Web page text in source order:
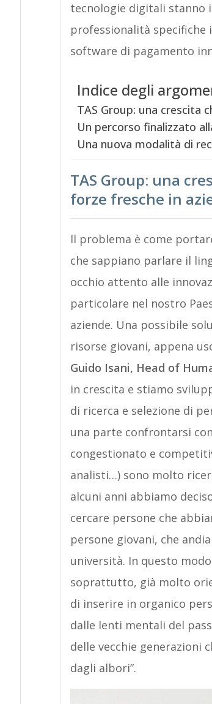
tecnologie digitali stanno
professionalità
software di pagamento
Indice degli
TAS Group: una crescita
Un percorso finalizzato
Una nuova modalità di
TAS Group: una
forze fresche in
Il problema è come
che sappiano parlare il
occhio attento alle
particolare nel nostro
aziende. Una possibile
risorse giovani, appena
Guido Isani, Head of
in crescita e stiamo
di ricerca e selezione di
una parte confrontarsi
congestionato e
analisti…) sono molto
alcuni anni abbiamo
cercare persone che
persone giovani, che
università. In questo
soprattutto, già molto
di inserire in organico
dalle lenti mentali del
delle vecchie generazioni
dagli albori”.